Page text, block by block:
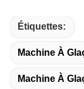
Étiquettes:
Machine À
Machine À